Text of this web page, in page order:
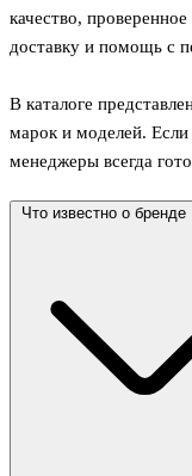
качество,
доставку и помощь с
В каталоге
марок и моделей.
менеджеры всегда
Что известно о бренде